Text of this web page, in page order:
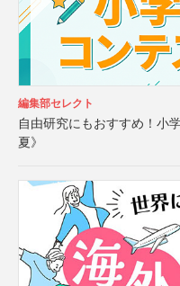
編集部セレクト
自由研究にもおすすめ！小
夏》